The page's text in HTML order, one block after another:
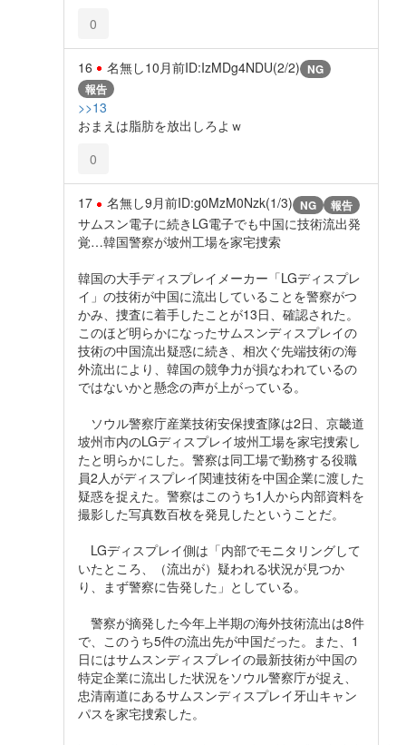
0
16 名無し10月前ID:IzMDg4NDU(2/2) NG
報告
>>13
おまえは脂肪を放出しろよｗ
0
17 名無し9月前ID:g0MzM0Nzk(1/3) NG 報告
サムスン電子に続きLG電子でも中国に技術流出発
覚…韓国警察が坡州工場を家宅捜索
韓国の大手ディスプレイメーカー「LGディスプレ
イ」の技術が中国に流出していることを警察がつ
かみ、捜査に着手したことが13日、確認された。
このほど明らかになったサムスンディスプレイの
技術の中国流出疑惑に続き、相次ぐ先端技術の海
外流出により、韓国の競争力が損なわれているの
ではないかと懸念の声が上がっている。
ソウル警察庁産業技術安保捜査隊は2日、京畿道
坡州市内のLGディスプレイ坡州工場を家宅捜索し
たと明らかにした。警察は同工場で勤務する役職
員2人がディスプレイ関連技術を中国企業に渡した
疑惑を捉えた。警察はこのうち1人から内部資料を
撮影した写真数百枚を発見したということだ。
LGディスプレイ側は「内部でモニタリングして
いたところ、（流出が）疑われる状況が見つか
り、まず警察に告発した」としている。
警察が摘発した今年上半期の海外技術流出は8件
で、このうち5件の流出先が中国だった。また、1
日にはサムスンディスプレイの最新技術が中国の
特定企業に流出した状況をソウル警察庁が捉え、
忠清南道にあるサムスンディスプレイ牙山キャン
パスを家宅捜索した。